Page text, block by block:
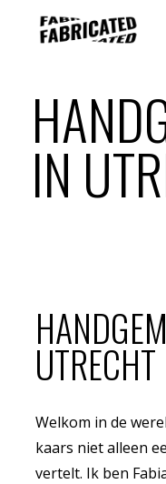
IN
UTRECHT
Welkom in de
kaars niet alleen
vertelt. Ik ben